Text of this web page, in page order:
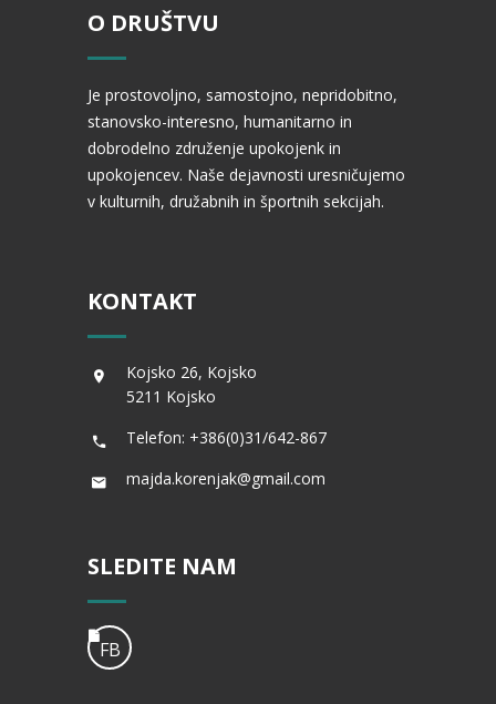
O DRUŠTVU
Je prostovoljno, samostojno, nepridobitno,
stanovsko-interesno, humanitarno in
dobrodelno združenje upokojenk in
upokojencev. Naše dejavnosti uresničujemo
v kulturnih, družabnih in športnih sekcijah.
KONTAKT
Kojsko 26, Kojsko
5211 Kojsko
Telefon: +386(0)31/642-867
majda.korenjak@gmail.com
SLEDITE NAM
FB